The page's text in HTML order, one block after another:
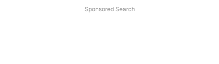
Sponsored Search